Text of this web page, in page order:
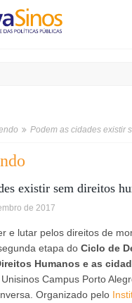
Podem as cidades existir
existir sem direitos
de 2017
e lutar pelos direitos de
etapa do Ciclo de
Humanos e as
Campus Porto
Organizado pelo